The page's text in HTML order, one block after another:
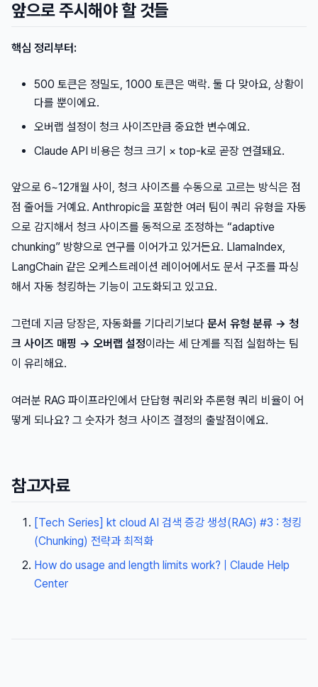
앞으로 주시해야 할 것들
핵심 정리부터:
500 토큰은 정밀도, 1000 토큰은 맥락. 둘 다 맞아요, 상황이
다를 뿐이에요.
오버랩 설정이 청크 사이즈만큼 중요한 변수예요.
Claude API 비용은 청크 크기 × top-k로 곧장 연결돼요.
앞으로 6~12개월 사이, 청크 사이즈를 수동으로 고르는 방식은 점
점 줄어들 거예요. Anthropic을 포함한 여러 팀이 쿼리 유형을 자동
으로 감지해서 청크 사이즈를 동적으로 조정하는 “adaptive
chunking” 방향으로 연구를 이어가고 있거든요. LlamaIndex,
LangChain 같은 오케스트레이션 레이어에서도 문서 구조를 파싱
해서 자동 청킹하는 기능이 고도화되고 있고요.
그런데 지금 당장은, 자동화를 기다리기보다 문서 유형 분류 → 청
크 사이즈 매핑 → 오버랩 설정이라는 세 단계를 직접 실험하는 팀
이 유리해요.
여러분 RAG 파이프라인에서 단답형 쿼리와 추론형 쿼리 비율이 어
떻게 되나요? 그 숫자가 청크 사이즈 결정의 출발점이에요.
참고자료
[Tech Series] kt cloud AI 검색 증강 생성(RAG) #3 : 청킹
(Chunking) 전략과 최적화
How do usage and length limits work? | Claude Help
Center